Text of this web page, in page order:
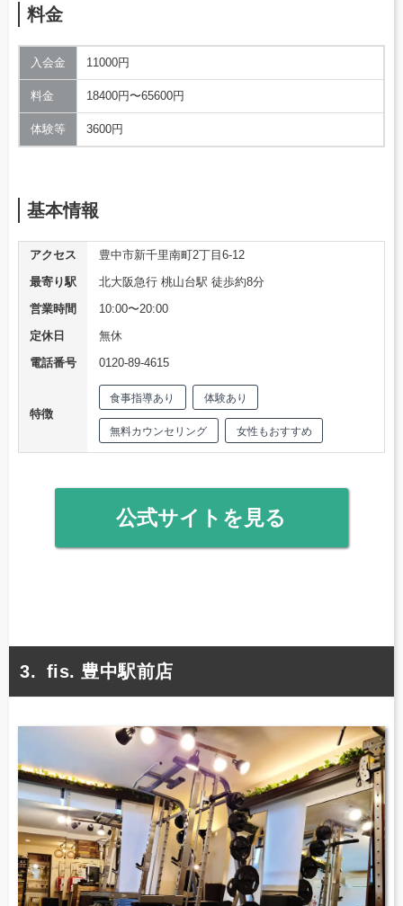
料金
入会金 11000円
料金 18400円〜65600円
体験等 3600円
基本情報
アクセス
豊中市新千里南町2丁目6-12
最寄り駅
北大阪急行 桃山台駅 徒歩約8分
営業時間
10:00〜20:00
定休日
無休
電話番号
0120-89-4615
特徴
食事指導あり 体験あり
無料カウンセリング 女性もおすすめ
公式サイトを見る
fis. 豊中駅前店